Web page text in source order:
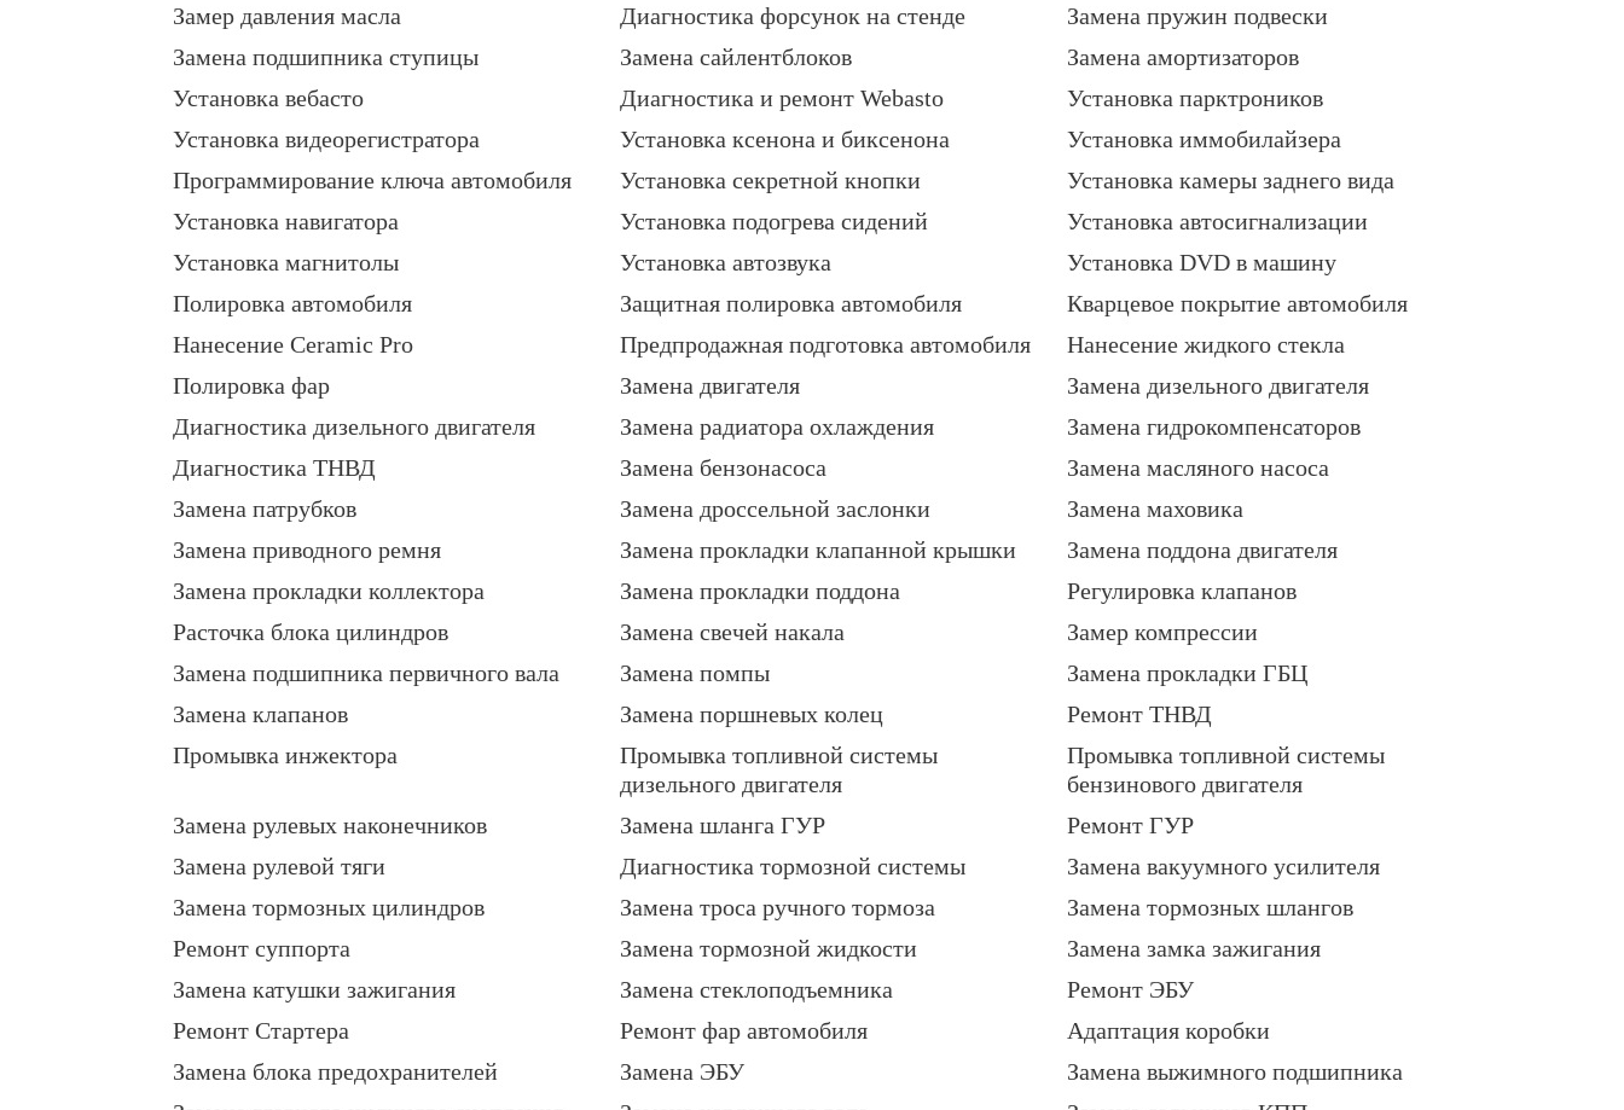
Замер давления масла Диагностика форсунок на стенде
Замена пружин подвески
Замена подшипника ступицы
Замена сайлентблоков
Замена амортизаторов
Установка вебасто
Диагностика и ремонт Webasto
Установка парктроников
Установка видеорегистратора
Установка ксенона и биксенона
Установка иммобилайзера
Программирование ключа автомобиля
Установка секретной кнопки
Установка камеры заднего вида
Установка навигатора
Установка подогрева сидений
Установка автосигнализации
Установка магнитолы
Установка автозвука
Установка DVD в машину
Полировка автомобиля
Защитная полировка автомобиля
Кварцевое покрытие автомобиля
Нанесение Ceramic Pro
Предпродажная подготовка автомобиля
Нанесение жидкого стекла
Полировка фар
Замена двигателя
Замена дизельного двигателя
Диагностика дизельного двигателя
Замена радиатора охлаждения
Замена гидрокомпенсаторов
Диагностика ТНВД
Замена бензонасоса
Замена масляного насоса
Замена патрубков
Замена дроссельной заслонки
Замена маховика
Замена приводного ремня
Замена прокладки клапанной крышки
Замена поддона двигателя
Замена прокладки коллектора
Замена прокладки поддона
Регулировка клапанов
Расточка блока цилиндров
Замена свечей накала
Замер компрессии
Замена подшипника первичного вала
Замена помпы
Замена прокладки ГБЦ
Замена клапанов
Замена поршневых колец
Ремонт ТНВД
Промывка инжектора
Промывка топливной системы
дизельного двигателя
Промывка топливной системы
бензинового двигателя
Замена рулевых наконечников
Замена шланга ГУР
Ремонт ГУР
Замена рулевой тяги
Диагностика тормозной системы
Замена вакуумного усилителя
Замена тормозных цилиндров
Замена троса ручного тормоза
Замена тормозных шлангов
Ремонт суппорта
Замена тормозной жидкости
Замена замка зажигания
Замена катушки зажигания
Замена стеклоподъемника
Ремонт ЭБУ
Ремонт Стартера
Ремонт фар автомобиля
Адаптация коробки
Замена блока предохранителей
Замена ЭБУ
Замена выжимного подшипника